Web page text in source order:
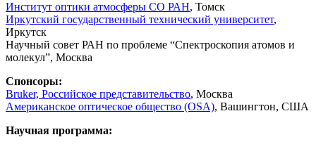
Институт оптики атмосферы СО РАН, Томск
Иркутский государственный технический университет,
Иркутск
Научный совет РАН по проблеме “Спектроскопия атомов и
молекул”, Москва
Спонсоры:
Bruker, Российское представительство, Москва
Американское оптическое общество (OSA), Вашингтон, США
Научная программа: